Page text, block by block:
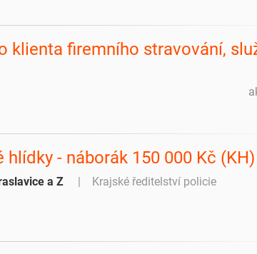
klienta firemního stravování,
- náborák 150 000 Kč (KH)
a Z
Krajské ředitelství policie